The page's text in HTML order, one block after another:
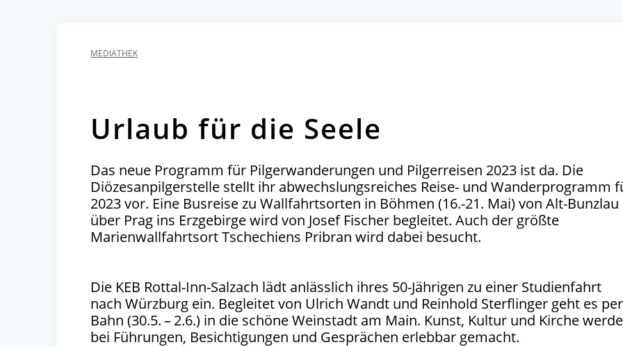
MEDIATHEK
Urlaub für die Seele
Das neue Programm für Pilgerwanderungen und Pilgerreisen 2023 ist da. Die
Diözesanpilgerstelle stellt ihr abwechslungsreiches Reise- und Wanderprogramm
2023 vor. Eine Busreise zu Wallfahrtsorten in Böhmen (16.-21. Mai) von Alt-Bunzlau
über Prag ins Erzgebirge wird von Josef Fischer begleitet. Auch der größte
Marienwallfahrtsort Tschechiens Pribran wird dabei besucht.
Die KEB Rot­tal-Inn-Salz­ach lädt anläss­lich ihres 50-Jäh­ri­gen zu einer Stu­di­en­fahrt
nach Würz­burg ein. Beglei­tet von Ulrich Wandt und Rein­hold Ster­f­lin­ger geht es per
Bahn (30.5. –2.6.) in die schö­ne Wein­stadt am Main. Kunst, Kul­tur und Kir­che
bei Füh­run­gen, Besich­ti­gun­gen und Gesprä­chen erleb­bar gemacht.